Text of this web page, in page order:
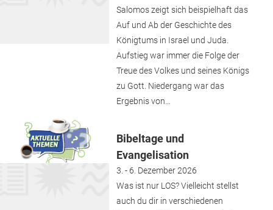
Salomos zeigt sich beispielhaft das
Auf und Ab der Geschichte des
Königtums in Israel und Juda.
Aufstieg war immer die Folge der
Treue des Volkes und seines Königs
zu Gott. Niedergang war das
Ergebnis von…
Bibeltage und
Evangelisation
3. - 6. Dezember 2026
Was ist nur LOS? Vielleicht stellst
auch du dir in verschiedenen